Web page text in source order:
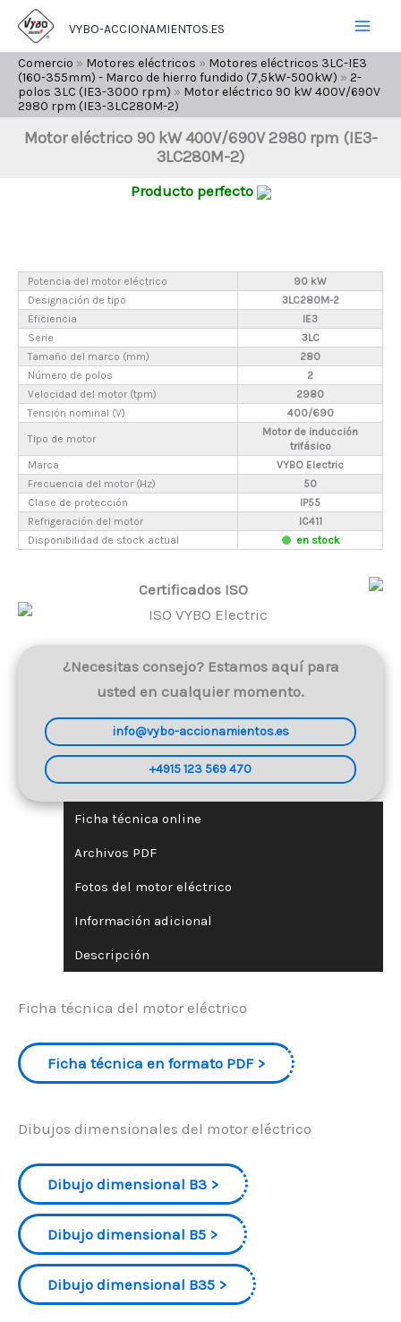
contenido
VYBO-ACCIONAMIENTOS.ES
Comercio » Motores eléctricos » Motores eléctricos 3LC-IE3
(160-355mm) - Marco de hierro fundido (7,5kW-500kW) » 2-
polos 3LC (IE3-3000 rpm) » Motor eléctrico 90 kW 400V/690V
2980 rpm (IE3-3LC280M-2)
Motor eléctrico 90 kW 400V/690V 2980 rpm (IE3-
3LC280M-2)
Producto perfecto
Potencia del motor eléctrico
90 kW
Designación de tipo
3LC280M-2
Eficiencia
IE3
Serie
3LC
Tamaño del marco (mm)
280
Número de polos
2
Velocidad del motor (tpm)
2980
Tensión nominal (V)
400/690
Tipo de motor
Motor de inducción
trifásico
Marca
VYBO Electric
Frecuencia del motor (Hz)
50
Clase de protección
IP55
Refrigeración del motor
IC411
Disponibilidad de stock actual
en stock
Certificados ISO
¿Necesitas consejo? Estamos aquí para
usted en cualquier momento.
info@vybo-accionamientos.es
+4915 123 569 470
Ficha técnica online
Archivos PDF
Fotos del motor eléctrico
Información adicional
Descripción
Ficha técnica del motor eléctrico
Ficha técnica en formato PDF
Dibujos dimensionales del motor eléctrico
Dibujo dimensional B3
Dibujo dimensional B5
Dibujo dimensional B35